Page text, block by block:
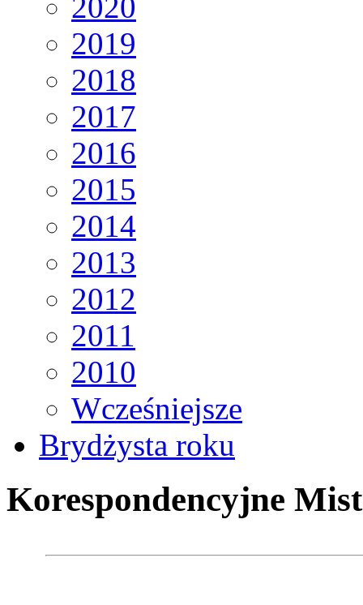
2020
2019
2018
2017
2016
2015
2014
2013
2012
2011
2010
Wcześniejsze
Brydżysta roku
Korespondencyjne